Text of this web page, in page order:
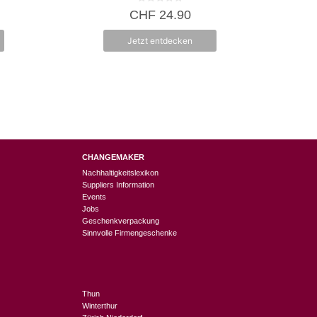
0
v
5
CHF24.90
Jetzt entdecken
CHANGEMAKER
Nachhaltigkeitslexikon
Suppliers Information
Events
Jobs
Geschenkverpackung
Sinnvolle Firmengeschenke
Thun
Winterthur